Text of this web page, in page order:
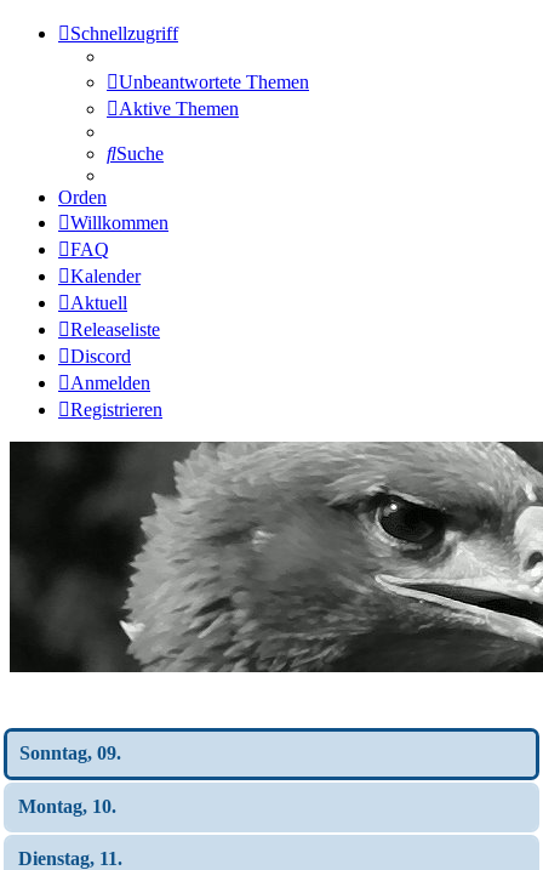
Schnellzugriff
Unbeantwortete Themen
Aktive Themen
Suche
Orden
Willkommen
FAQ
Kalender
Aktuell
Releaseliste
Discord
Anmelden
Registrieren
Sonntag, 09.
Montag, 10.
Dienstag, 11.